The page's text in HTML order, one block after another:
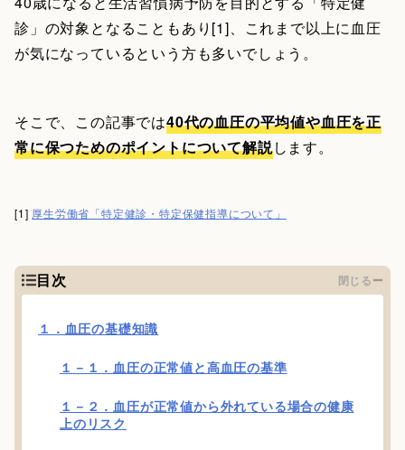
診」の対象となることもあり[1]、これまで以上に血圧
が気になっているという方も多いでしょう。
そこで、この記事では40代の血圧の平均値や血圧を正
常に保つためのポイントについて解説します。
[1] 厚生労働省「特定健診・特定保健指導について」
目次 閉じる
１．血圧の基礎知識
１－１．血圧の正常値と高血圧の基準
１－２．血圧が正常値から外れている場合の健康
上のリスク